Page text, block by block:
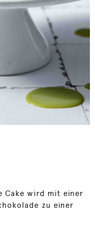
Cake wird mit einer
zu einer